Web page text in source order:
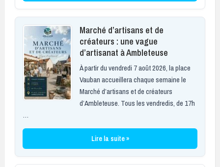
Marché d’artisans et de
créateurs : une vague
d’artisanat à Ambleteuse
À partir du vendredi 7 août 2026, la place
Vauban accueillera chaque semaine le
Marché d’artisans et de créateurs
d’Ambleteuse. Tous les vendredis, de 17h
…
Lire la suite »